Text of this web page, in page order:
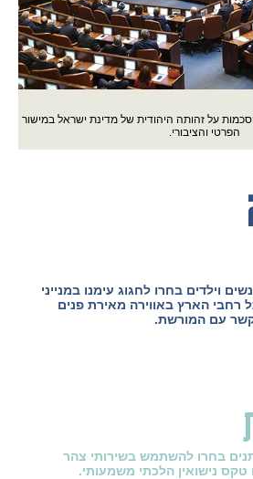
על זהותה היהודית של מדינת ישראל במישור
הפרטי והציבורי.
נשים וילדים בחרו לחגוג עימנו במנייני
רחבי הארץ באווירה מאירת פנים
עם המורשת.
כלות וחתנים בחרו להשתמש בשירותי צהר
טקס נישואין הלכתי משמעותי.